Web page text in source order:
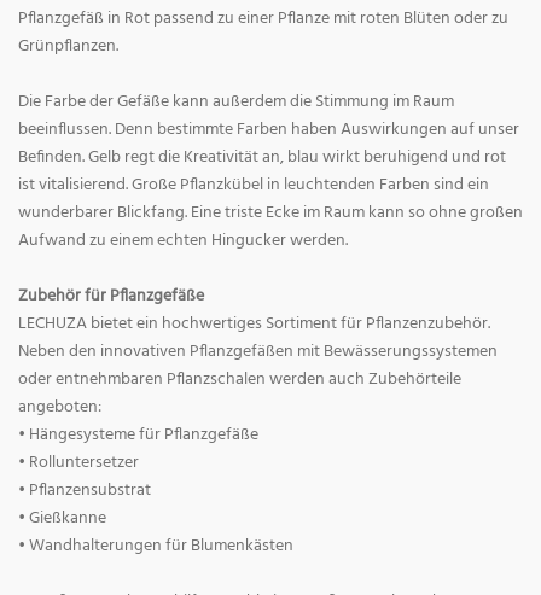
Pflanzgefäß in Rot passend zu einer Pflanze mit roten Blüten oder zu
Grünpflanzen.
Die Farbe der Gefäße kann außerdem die Stimmung im Raum
beeinflussen. Denn bestimmte Farben haben Auswirkungen auf unser
Befinden. Gelb regt die Kreativität an, blau wirkt beruhigend und rot
ist vitalisierend. Große Pflanzkübel in leuchtenden Farben sind ein
wunderbarer Blickfang. Eine triste Ecke im Raum kann so ohne großen
Aufwand zu einem echten Hingucker werden.
Zubehör für Pflanzgefäße
LECHUZA bietet ein hochwertiges Sortiment für Pflanzenzubehör.
Neben den innovativen Pflanzgefäßen mit Bewässerungssystemen
oder entnehmbaren Pflanzschalen werden auch Zubehörteile
angeboten:
• Hängesysteme für Pflanzgefäße
• Rolluntersetzer
• Pflanzensubstrat
• Gießkanne
• Wandhalterungen für Blumenkästen